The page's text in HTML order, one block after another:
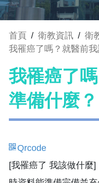
首頁 / 衛教資訊 / 衛
我罹癌了嗎？就醫前我
我罹癌了
準備什麼？
Qrcode
[我罹癌了 我該做什麼